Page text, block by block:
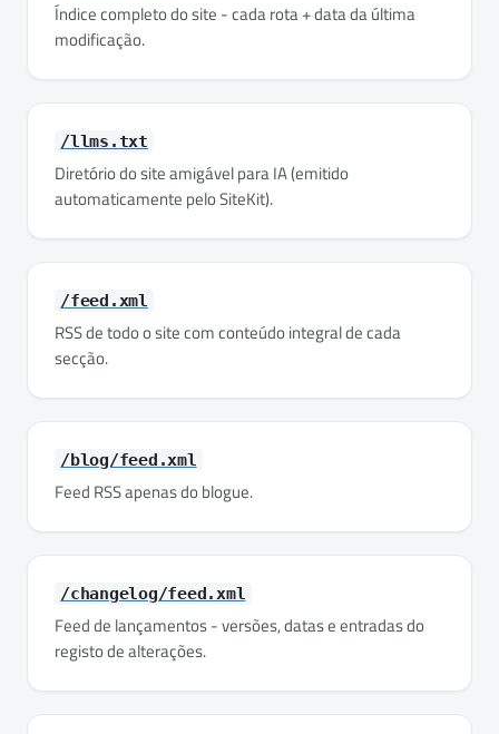
Índice completo do site - cada rota + data da última
modificação.
/llms.txt
Diretório do site amigável para IA (emitido
automaticamente pelo SiteKit).
/feed.xml
RSS de todo o site com conteúdo integral de cada
secção.
/blog/feed.xml
Feed RSS apenas do blogue.
/changelog/feed.xml
Feed de lançamentos - versões, datas e entradas do
registo de alterações.